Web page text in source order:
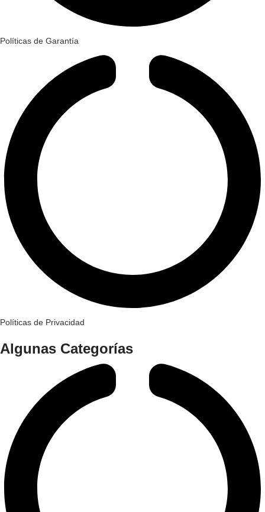
Políticas de Garantía
Políticas de Privacidad
Algunas Categorías